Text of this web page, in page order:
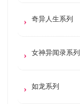
奇异人生系列
女神异闻录系列
如龙系列